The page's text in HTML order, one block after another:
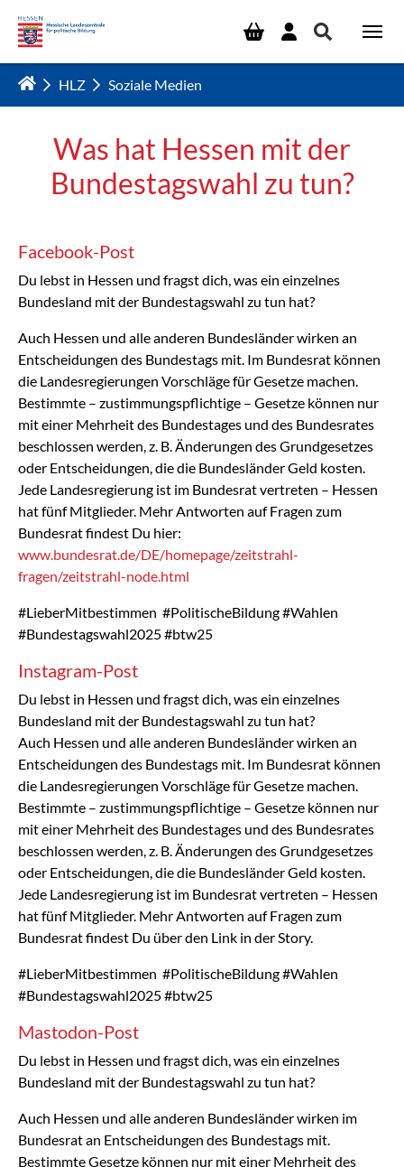
Zum Hauptinhalt springen
HLZ Soziale Medien
Was hat Hessen mit der
Bundestagswahl zu tun?
Facebook-Post
Du lebst in Hessen und fragst dich, was ein einzelnes
Bundesland mit der Bundestagswahl zu tun hat?
Auch Hessen und alle anderen Bundesländer wirken an
Entscheidungen des Bundestags mit. Im Bundesrat können
die Landesregierungen Vorschläge für Gesetze machen.
Bestimmte – zustimmungspflichtige – Gesetze können nur
mit einer Mehrheit des Bundestages und des Bundesrates
beschlossen werden, z. B. Änderungen des Grundgesetzes
oder Entscheidungen, die die Bundesländer Geld kosten.
Jede Landesregierung ist im Bundesrat vertreten – Hessen
hat fünf Mitglieder. Mehr Antworten auf Fragen zum
Bundesrat findest Du hier:
www.bundesrat.de/DE/homepage/zeitstrahl-
fragen/zeitstrahl-node.html
#LieberMitbestimmen #PolitischeBildung #Wahlen
#Bundestagswahl2025 #btw25
Instagram-Post
Du lebst in Hessen und fragst dich, was ein einzelnes
Bundesland mit der Bundestagswahl zu tun hat?
Auch Hessen und alle anderen Bundesländer wirken an
Entscheidungen des Bundestags mit. Im Bundesrat können
die Landesregierungen Vorschläge für Gesetze machen.
Bestimmte – zustimmungspflichtige – Gesetze können nur
mit einer Mehrheit des Bundestages und des Bundesrates
beschlossen werden, z. B. Änderungen des Grundgesetzes
oder Entscheidungen, die die Bundesländer Geld kosten.
Jede Landesregierung ist im Bundesrat vertreten – Hessen
hat fünf Mitglieder. Mehr Antworten auf Fragen zum
Bundesrat findest Du über den Link in der Story.
#LieberMitbestimmen #PolitischeBildung #Wahlen
#Bundestagswahl2025 #btw25
Mastodon-Post
Du lebst in Hessen und fragst dich, was ein einzelnes
Bundesland mit der Bundestagswahl zu tun hat?
Auch Hessen und alle anderen Bundesländer wirken im
Bundesrat an Entscheidungen des Bundestags mit.
Bestimmte Gesetze können nur mit einer Mehrheit des